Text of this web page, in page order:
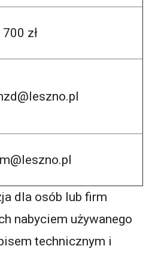
700 zł
dla osób lub firm
nabyciem używanego
technicznym i